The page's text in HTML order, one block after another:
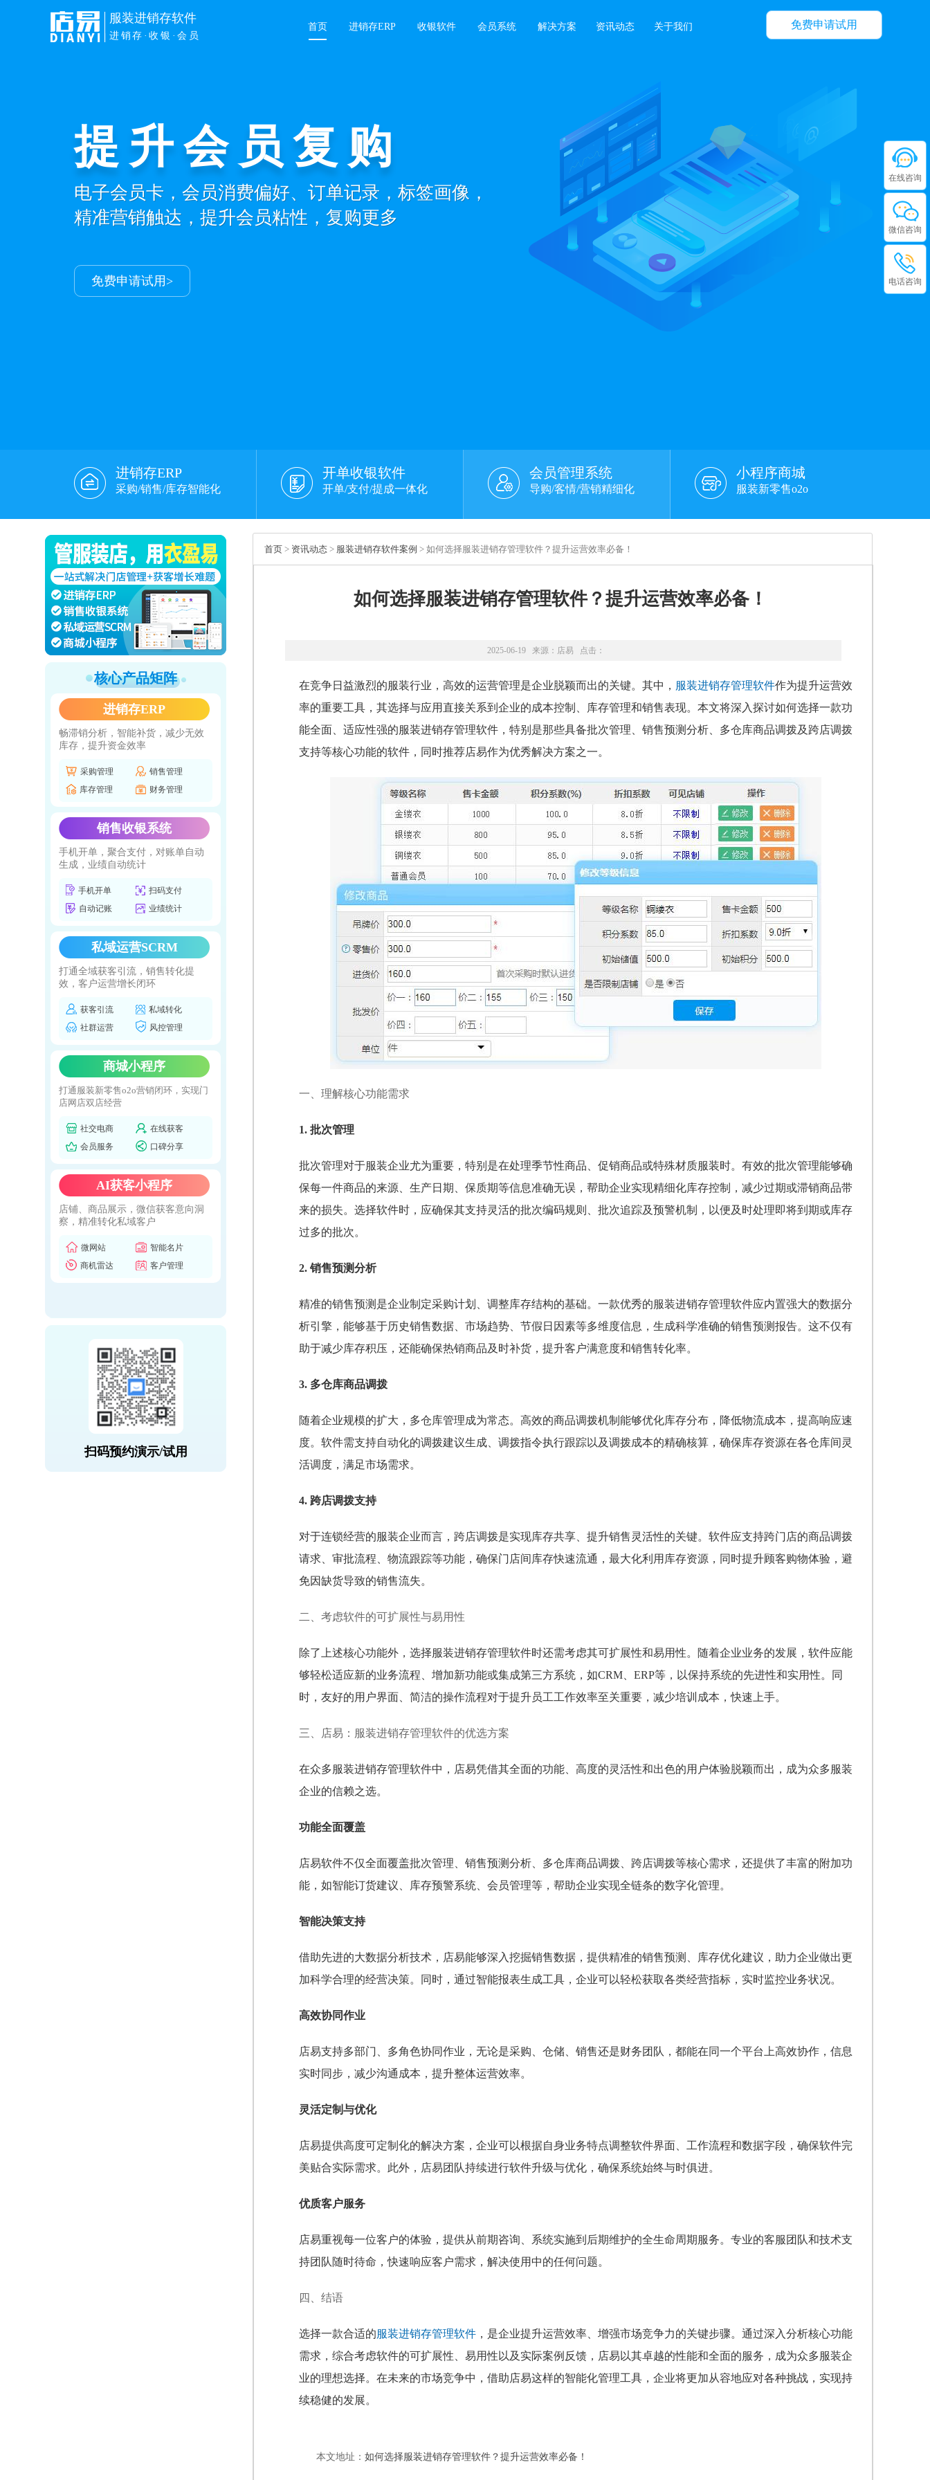
免费申请试用
服装进销存软件
进销存·收银·会员
首页 进销存ERP 收银软件 会员系统 解决方案 资讯动态 关于我们
提升会员复购
电子会员卡，会员消费偏好、订单记录，标签画像，
精准营销触达，提升会员粘性，复购更多
免费申请试用>
小程序商城
商品库存、会员、订单、线上线下同步管理，
小店也能轻松打造私域成交商城
免费申请试用>
进销存ERP
采购/销售/库存智能化
开单收银软件
开单/支付/提成一体化
会员管理系统
导购/客情/营销精细化
小程序商城
服装新零售o2o
核心产品矩阵
进销存ERP
畅滞销分析，智能补货，减少无效
库存，提升资金效率
采购管理
销售管理
库存管理
财务管理
销售收银系统
手机开单，聚合支付，对账单自动
生成，业绩自动统计
手机开单
扫码支付
自动记账
业绩统计
私域运营SCRM
打通全域获客引流，销售转化提
效，客户运营增长闭环
获客引流
私域转化
社群运营
风控管理
商城小程序
打通服装新零售o2o营销闭环，实现门
店网店双店经营
社交电商
在线获客
会员服务
口碑分享
AI获客小程序
店铺、商品展示，微信获客意向洞
察，精准转化私域客户
微网站
智能名片
商机雷达
客户管理
扫码预约演示/试用
首页 > 资讯动态 > 服装进销存软件案例 > 如何选择服装进销存管理软件？提升运营效率必备！
如何选择服装进销存管理软件？提升运营效率必备！
2025-06-19 来源： 店易 点击：
在竞争日益激烈的服装行业，高效的运营管理是企业脱颖而出的关键。其中， 服装进销存管理软件作为提升运营效
率的重要工具，其选择与应用直接关系到企业的成本控制、库存管理和销售表现。本文将深入探讨如何选择一款功
能全面、适应性强的服装进销存管理软件，特别是那些具备批次管理、销售预测分析、多仓库商品调拨及跨店调拨
支持等核心功能的软件，同时推荐店易作为优秀解决方案之一。
一、理解核心功能需求
1. 批次管理
批次管理对于服装企业尤为重要，特别是在处理季节性商品、促销商品或特殊材质服装时。有效的批次管理能够确
保每一件商品的来源、生产日期、保质期等信息准确无误，帮助企业实现精细化库存控制，减少过期或滞销商品带
来的损失。选择软件时，应确保其支持灵活的批次编码规则、批次追踪及预警机制，以便及时处理即将到期或库存
过多的批次。
2. 销售预测分析
精准的销售预测是企业制定采购计划、调整库存结构的基础。一款优秀的服装进销存管理软件应内置强大的数据分
析引擎，能够基于历史销售数据、市场趋势、节假日因素等多维度信息，生成科学准确的销售预测报告。这不仅有
助于减少库存积压，还能确保热销商品及时补货，提升客户满意度和销售转化率。
3. 多仓库商品调拨
随着企业规模的扩大，多仓库管理成为常态。高效的商品调拨机制能够优化库存分布，降低物流成本，提高响应速
度。软件需支持自动化的调拨建议生成、调拨指令执行跟踪以及调拨成本的精确核算，确保库存资源在各仓库间灵
活调度，满足市场需求。
4. 跨店调拨支持
对于连锁经营的服装企业而言，跨店调拨是实现库存共享、提升销售灵活性的关键。软件应支持跨门店的商品调拨
请求、审批流程、物流跟踪等功能，确保门店间库存快速流通，最大化利用库存资源，同时提升顾客购物体验，避
免因缺货导致的销售流失。
二、考虑软件的可扩展性与易用性
除了上述核心功能外，选择服装进销存管理软件时还需考虑其可扩展性和易用性。随着企业业务的发展，软件应能
够轻松适应新的业务流程、增加新功能或集成第三方系统，如CRM、ERP等，以保持系统的先进性和实用性。同
时，友好的用户界面、简洁的操作流程对于提升员工工作效率至关重要，减少培训成本，快速上手。
三、店易：服装进销存管理软件的优选方案
在众多服装进销存管理软件中，店易凭借其全面的功能、高度的灵活性和出色的用户体验脱颖而出，成为众多服装
企业的信赖之选。
功能全面覆盖
店易软件不仅全面覆盖批次管理、销售预测分析、多仓库商品调拨、跨店调拨等核心需求，还提供了丰富的附加功
能，如智能订货建议、库存预警系统、会员管理等，帮助企业实现全链条的数字化管理。
智能决策支持
借助先进的大数据分析技术，店易能够深入挖掘销售数据，提供精准的销售预测、库存优化建议，助力企业做出更
加科学合理的经营决策。同时，通过智能报表生成工具，企业可以轻松获取各类经营指标，实时监控业务状况。
高效协同作业
店易支持多部门、多角色协同作业，无论是采购、仓储、销售还是财务团队，都能在同一个平台上高效协作，信息
实时同步，减少沟通成本，提升整体运营效率。
灵活定制与优化
店易提供高度可定制化的解决方案，企业可以根据自身业务特点调整软件界面、工作流程和数据字段，确保软件完
美贴合实际需求。此外，店易团队持续进行软件升级与优化，确保系统始终与时俱进。
优质客户服务
店易重视每一位客户的体验，提供从前期咨询、系统实施到后期维护的全生命周期服务。专业的客服团队和技术支
持团队随时待命，快速响应客户需求，解决使用中的任何问题。
四、结语
选择一款合适的服装进销存管理软件，是企业提升运营效率、增强市场竞争力的关键步骤。通过深入分析核心功能
需求，综合考虑软件的可扩展性、易用性以及实际案例反馈，店易以其卓越的性能和全面的服务，成为众多服装企
业的理想选择。在未来的市场竞争中，借助店易这样的智能化管理工具，企业将更加从容地应对各种挑战，实现持
续稳健的发展。
本文地址： 如何选择服装进销存管理软件？提升运营效率必备！
在线咨询
微信咨询
电话咨询